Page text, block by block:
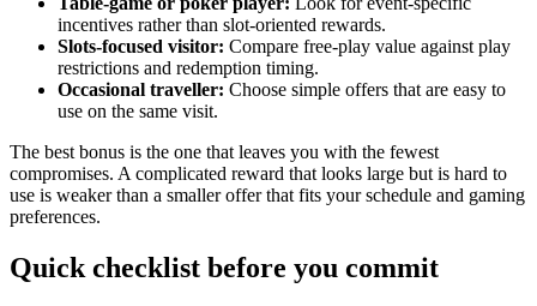
incentives rather than slot-oriented rewards.
Slots-focused visitor: Compare free-play value against play
restrictions and redemption timing.
Occasional traveller: Choose simple offers that are easy to
use on the same visit.
The best bonus is the one that leaves you with the fewest
compromises. A complicated reward that looks large but is hard to
use is weaker than a smaller offer that fits your schedule and gaming
preferences.
Quick checklist before you commit